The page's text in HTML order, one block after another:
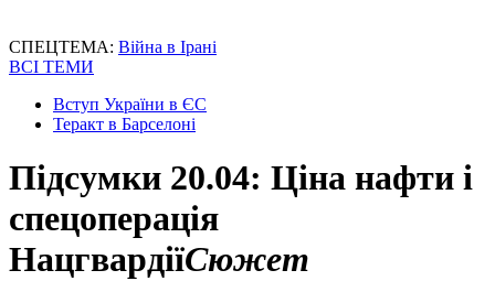
СПЕЦТЕМА: Війна в Ірані
ВСІ ТЕМИ
Вступ України в ЄС
Теракт в Барселоні
Підсумки 20.04: Ціна нафти і
спецоперація
НацгвардіїСюжет